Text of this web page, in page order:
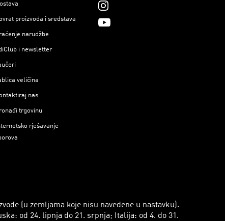
proizvoda i sredstava
narudžbe
i newsletter
veličina
nas
trgovinu
rješavanje
(u zemljama koje nisu navedene u nastavku).
od 24. lipnja do 21. srpnja; Italija: od 4. do 31.